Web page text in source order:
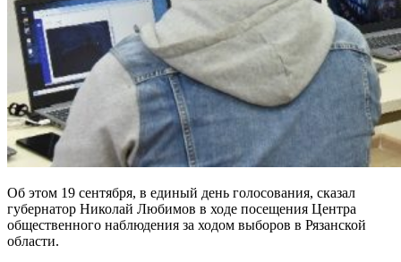
Об этом 19 сентября, в единый день голосования, сказал
губернатор Николай Любимов в ходе посещения Центра
общественного наблюдения за ходом выборов в Рязанской
области.